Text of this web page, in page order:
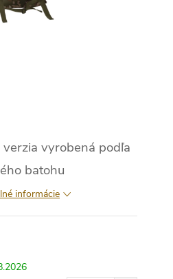
verzia vyrobená podľa
batohu
informácie